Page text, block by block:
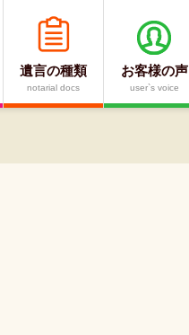
遺言の種類
notarial docs
お客様の声
user`s voice